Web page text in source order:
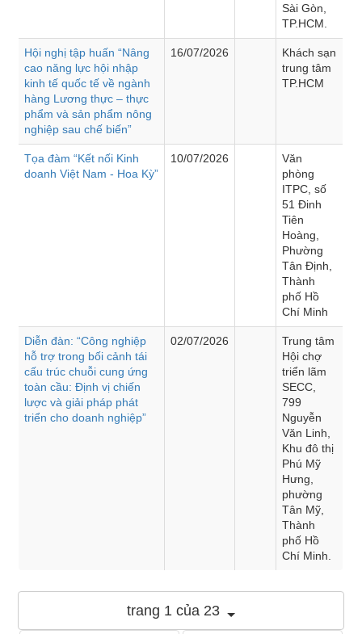
Sài Gòn,
TP.HCM.
Hội nghị tập huấn “Nâng
cao năng lực hội nhập
kinh tế quốc tế về ngành
hàng Lương thực – thực
phẩm và sản phẩm nông
nghiệp sau chế biến”
16/07/2026
Khách sạn
trung tâm
TP.HCM
Tọa đàm “Kết nối Kinh
doanh Việt Nam - Hoa Kỳ”
10/07/2026
Văn
phòng
ITPC, số
51 Đinh
Tiên
Hoàng,
Phường
Tân Định,
Thành
phố Hồ
Chí Minh
Diễn đàn: “Công nghiệp
hỗ trợ trong bối cảnh tái
cấu trúc chuỗi cung ứng
toàn cầu: Định vị chiến
lược và giải pháp phát
triển cho doanh nghiệp”
02/07/2026
Trung tâm
Hội chợ
triển lãm
SECC,
799
Nguyễn
Văn Linh,
Khu đô thị
Phú Mỹ
Hưng,
phường
Tân Mỹ,
Thành
phố Hồ
Chí Minh.
trang 1 của 23